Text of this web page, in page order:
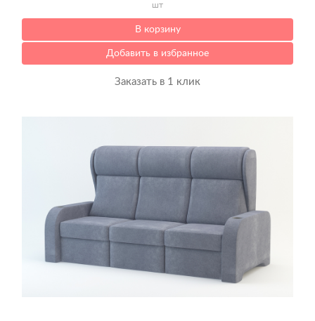
шт
В корзину
Добавить в избранное
Заказать в 1 клик